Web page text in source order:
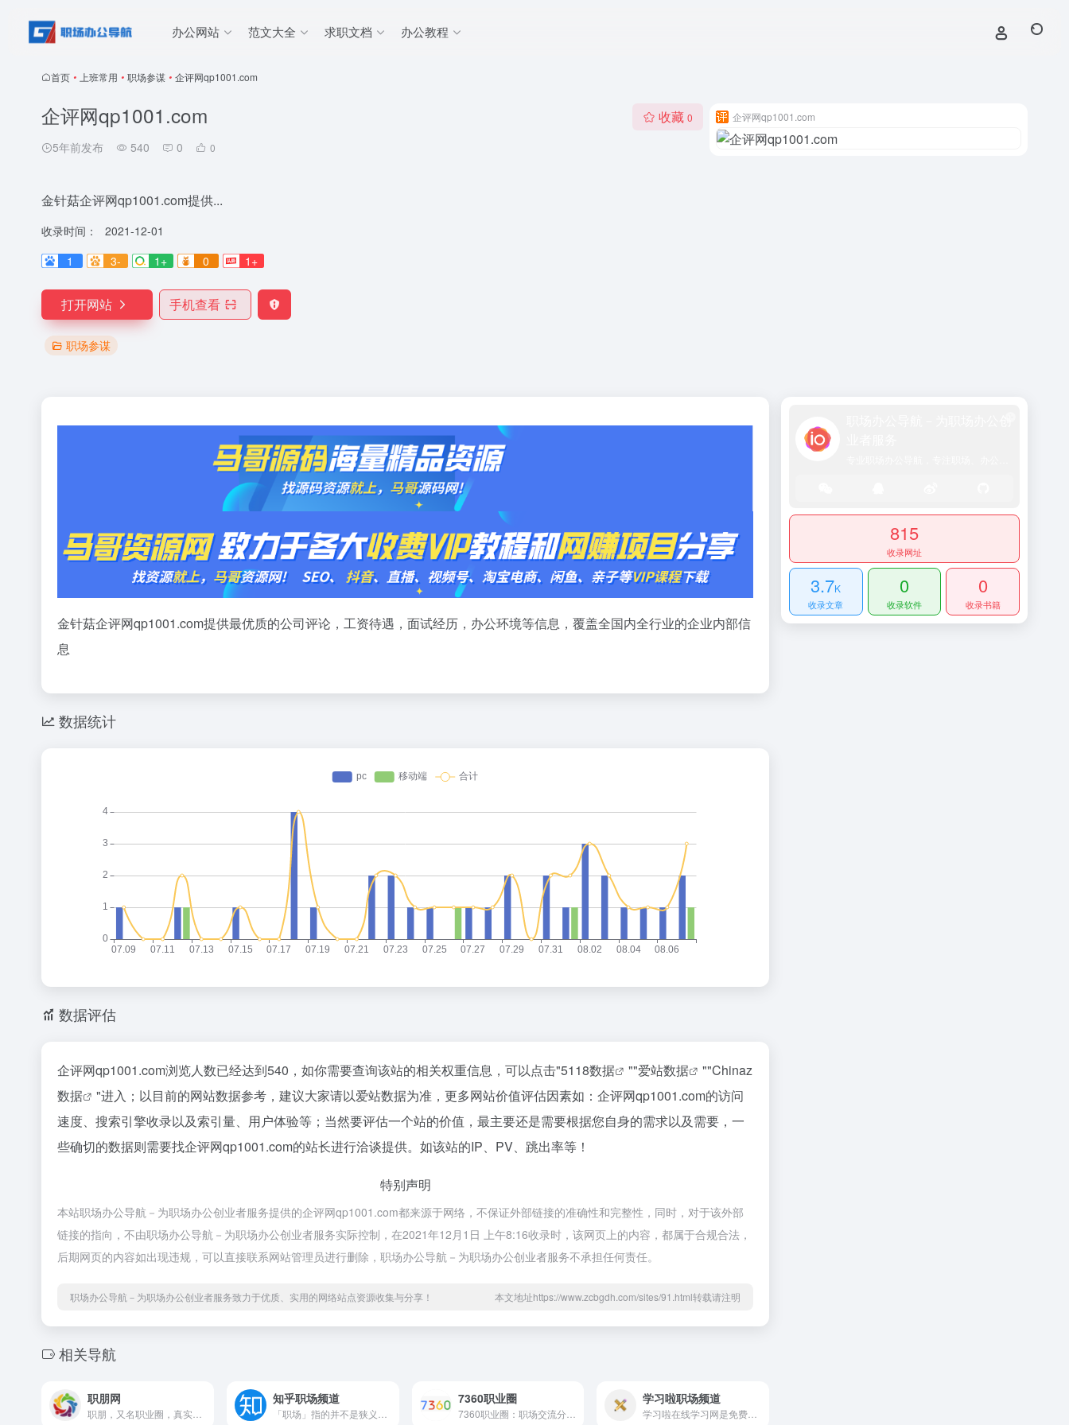
办公网站 范文大全 求职文档 办公教程
首页 • 上班常用 • 职场参谋 • 企评网qp1001.com
企评网qp1001.com
5年前发布 540 0 0
收藏 0
金针菇企评网qp1001.com提供...
收录时间：
2021-12-01
1
3- 1+ 0 1+
打开网站 手机查看
职场参谋
企评网qp1001.com
金针菇企评网qp1001.com提供最优质的公司评论，工资待遇，面试经历，办公环境等信息，覆盖全国内全行业的企业内部信
息
数据统计
数据评估
企评网qp1001.com浏览人数已经达到540，如你需要查询该站的相关权重信息，可以点击"5118数据 ""爱站数据 ""Chinaz
数据
"进入；以目前的网站数据参考，建议大家请以爱站数据为准，更多网站价值评估因素如：企评网qp1001.com的访问
速度、搜索引擎收录以及索引量、用户体验等；当然要评估一个站的价值，最主要还是需要根据您自身的需求以及需要，一
些确切的数据则需要找企评网qp1001.com的站长进行洽谈提供。如该站的IP、PV、跳出率等！
特别声明
本站职场办公导航－为职场办公创业者服务提供的企评网qp1001.com都来源于网络，不保证外部链接的准确性和完整性，同时，对于该外部
链接的指向，不由职场办公导航－为职场办公创业者服务实际控制，在2021年12月1日 上午8:16收录时，该网页上的内容，都属于合规合法，
后期网页的内容如出现违规，可以直接联系网站管理员进行删除，职场办公导航－为职场办公创业者服务不承担任何责任。
职场办公导航－为职场办公创业者服务致力于优质、实用的网络站点资源收集与分享！ 本文地址https://www.zcbgdh.com/sites/91.html转载请注明
相关导航
职朋网 知乎职场频道 7360职业圈 学习啦职场频道
815
收录网址
3.7K
收录文章
0
收录软件
0
收录书籍